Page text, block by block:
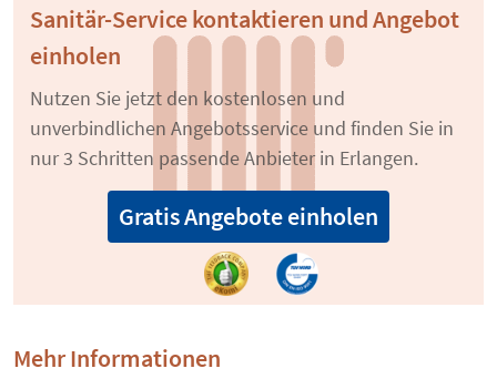
Sanitär-Service kontaktieren und Angebot
einholen
Nutzen Sie jetzt den kostenlosen und
unverbindlichen Angebotsservice und finden Sie in
nur 3 Schritten passende Anbieter in Erlangen.
Gratis Angebote einholen
Mehr Informationen